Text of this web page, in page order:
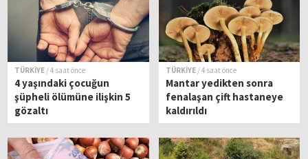
TÜRKİYE / 4 saat önce
4 yaşındaki çocuğun
şüpheli ölümüne ilişkin 5
gözaltı
TÜRKİYE / 4 saat önce
Mantar yedikten sonra
fenalaşan çift hastaneye
kaldırıldı